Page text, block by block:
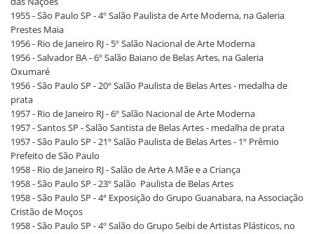
1955 - São Paulo SP - 4º Salão Paulista de Arte Moderna, na Galeria
Prestes Maia
1956 - Rio de Janeiro RJ - 5º Salão Nacional de Arte Moderna
1956 - Salvador BA - 6º Salão Baiano de Belas Artes, na Galeria
Oxumaré
1956 - São Paulo SP - 20º Salão Paulista de Belas Artes - medalha de
prata
1957 - Rio de Janeiro RJ - 6º Salão Nacional de Arte Moderna
1957 - Santos SP - Salão Santista de Belas Artes - medalha de prata
1957 - São Paulo SP - 21º Salão Paulista de Belas Artes - 1º Prêmio
Prefeito de São Paulo
1958 - Rio de Janeiro RJ - Salão de Arte A Mãe e a Criança
1958 - São Paulo SP - 23º Salão Paulista de Belas Artes
1958 - São Paulo SP - 4ª Exposição do Grupo Guanabara, na Associação
Cristão de Moços
1958 - São Paulo SP - 4º Salão do Grupo Seibi de Artistas Plásticos, no